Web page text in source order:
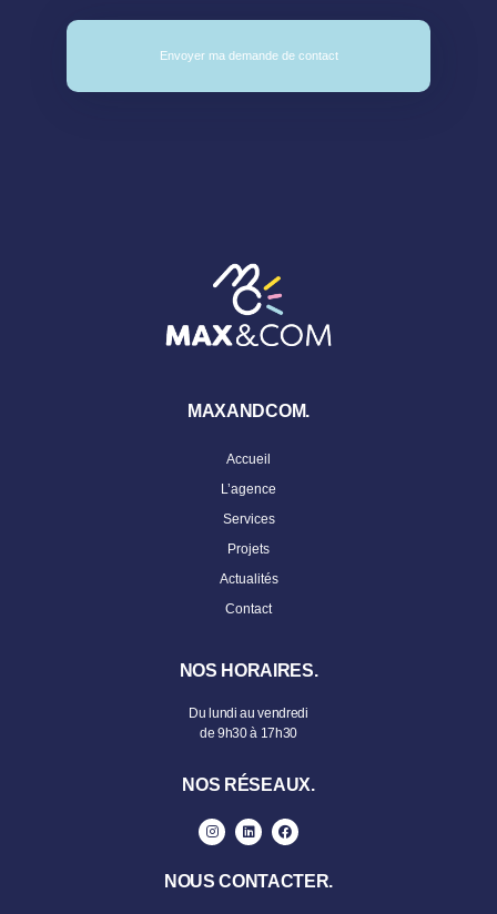
MAXANDCOM.
Accueil
L’agence
Services
Projets
Actualités
Contact
NOS HORAIRES.
Du lundi au vendredi
de 9h30 à 17h30
NOS RÉSEAUX.
NOUS CONTACTER.